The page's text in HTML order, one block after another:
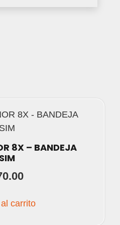
8X – BANDEJA
SIM
carrito